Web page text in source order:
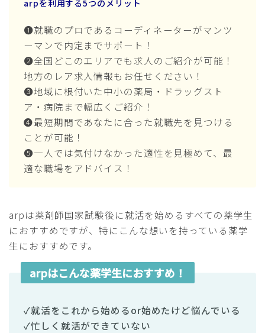
arpを利用する5つのメリット
❶就職のプロであるコーディネーターがマンツ
ーマンで内定までサポート！
❷全国どこのエリアでも求人のご紹介が可能！
地方のレア求人情報もお任せください！
❸地域に根付いた中小の薬局・ドラッグスト
ア・病院まで幅広くご紹介！
❹最短期間であなたに合った就職先を見つける
ことが可能！
❺一人では気付けなかった適性を見極めて、最
適な職場をアドバイス！
arpは薬剤師国家試験後に就活を始めるすべての薬学生
におすすめですが、特にこんな想いを持っている薬学
生におすすめです。
arpはこんな薬学生におすすめ！
✓就活をこれから始めるor始めたけど悩んでいる
✓忙しく就活ができていない